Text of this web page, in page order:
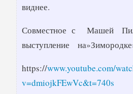
виднее.
Совместное с Машей
выступление
https://www.youtube.com/
v=dmiojkFEwVc&t=740s